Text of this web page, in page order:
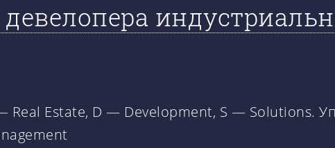
Real Estate, D — Development, S — Solutions.